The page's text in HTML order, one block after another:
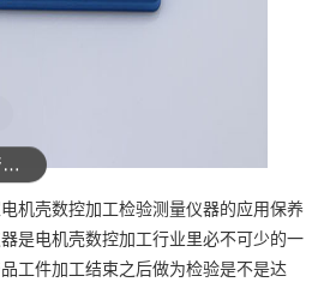
机壳数控加工检验测量仪器的应用保养
器是电机壳数控加工行业里必不可少的一
工件加工结束之后做为检验是不是达
可以介绍下你们的产品么？